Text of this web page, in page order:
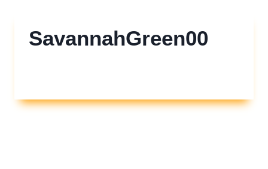
SavannahGreen00